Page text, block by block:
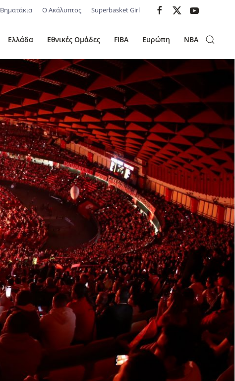
Βηματάκια Ο Ακάλυπτος Superbasket Girl
Ελλάδα Εθνικές Ομάδες FIBA Ευρώπη NBA